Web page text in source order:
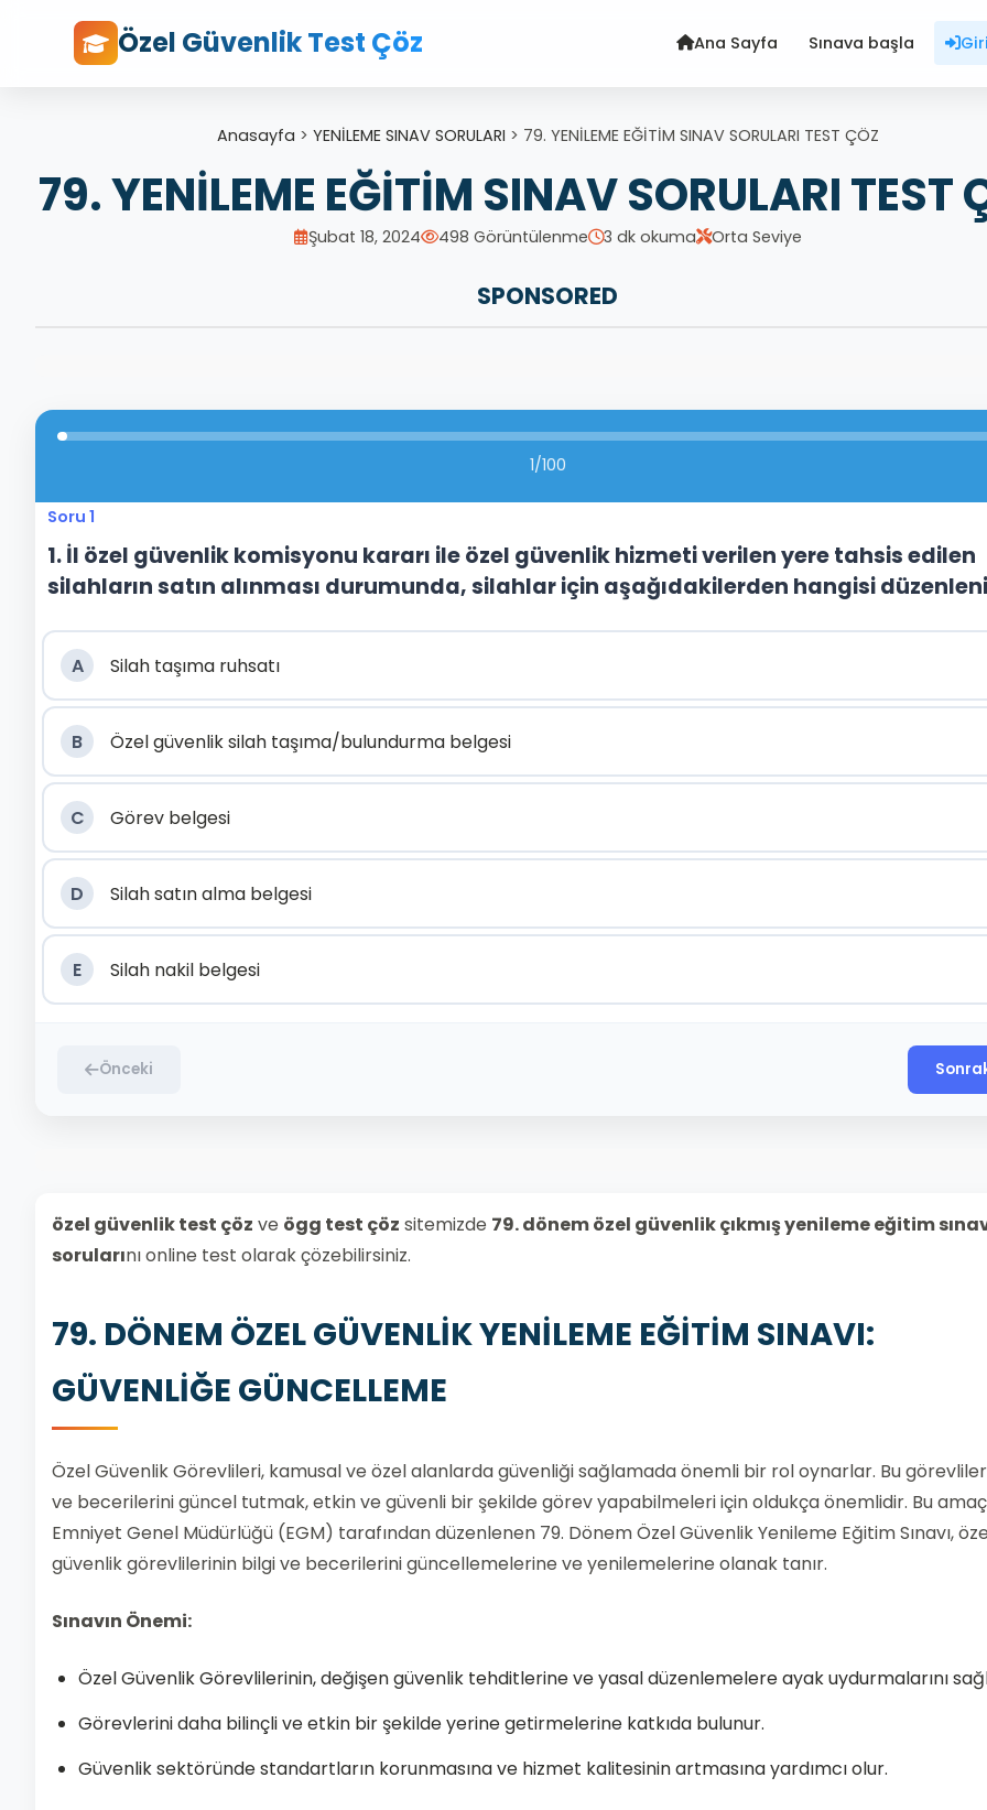
Özel Güvenlik Test Çöz Ana Sayfa Sınava başla
Anasayfa > YENİLEME SINAV SORULARI > 79. YENİLEME EĞİTİM SINAV SORULARI TEST ÇÖZ
79. YENİLEME EĞİTİM SINAV SORULARI TEST
Şubat 18, 2024 498 Görüntülenme 3 dk okuma Orta Seviye
SPONSORED
1/100
Soru 1
1. İl özel güvenlik komisyonu kararı ile özel güvenlik hizmeti verilen yere tahsis edilen
silahların satın alınması durumunda, silahlar için aşağıdakilerden hangisi
A Silah taşıma ruhsatı
B Özel güvenlik silah taşıma/bulundurma belgesi
C Görev belgesi
D Silah satın alma belgesi
E Silah nakil belgesi
Önceki
özel güvenlik test çöz ve ögg test çöz sitemizde 79. dönem özel güvenlik çıkmış yenileme eğitim
sorularını online test olarak çözebilirsiniz.
79. DÖNEM ÖZEL GÜVENLİK YENİLEME EĞİTİM SINAVI:
GÜVENLİĞE GÜNCELLEME
Özel Güvenlik Görevlileri, kamusal ve özel alanlarda güvenliği sağlamada önemli bir rol oynarlar. Bu
ve becerilerini güncel tutmak, etkin ve güvenli bir şekilde görev yapabilmeleri için oldukça önemlidir. Bu
Emniyet Genel Müdürlüğü (EGM) tarafından düzenlenen 79. Dönem Özel Güvenlik Yenileme Eğitim Sınavı,
güvenlik görevlilerinin bilgi ve becerilerini güncellemelerine ve yenilemelerine olanak tanır.
Sınavın Önemi:
Özel Güvenlik Görevlilerinin, değişen güvenlik tehditlerine ve yasal düzenlemelere ayak uydurmalarını
Görevlerini daha bilinçli ve etkin bir şekilde yerine getirmelerine katkıda bulunur.
Güvenlik sektöründe standartların korunmasına ve hizmet kalitesinin artmasına yardımcı olur.